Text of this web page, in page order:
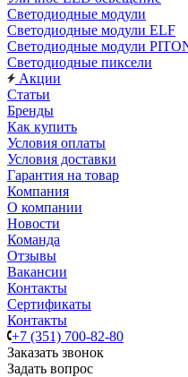
Светодиодные модули
Светодиодные модули ELF
Светодиодные модули
Светодиодные пиксели
Акции
Статьи
Бренды
Как купить
Условия оплаты
Условия доставки
Гарантия на товар
Компания
О компании
Новости
Команда
Отзывы
Вакансии
Контакты
Сертификаты
Контакты
+7 (351) 700-82-80
Заказать звонок
Задать вопрос